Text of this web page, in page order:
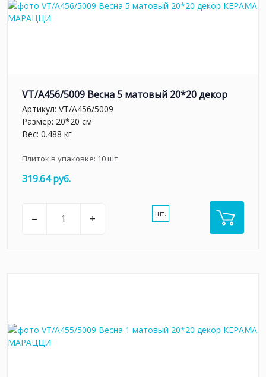
VT/A456/5009 Весна 5 матовый 20*20 декор
Артикул: VT/A456/5009
Размер: 20*20 см
Вес: 0.488 кг
Плиток в упаковке: 10шт
319.64 руб.
– + шт.